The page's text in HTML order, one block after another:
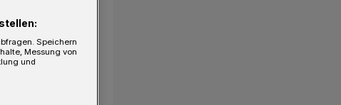
Speichern
Messung von
und